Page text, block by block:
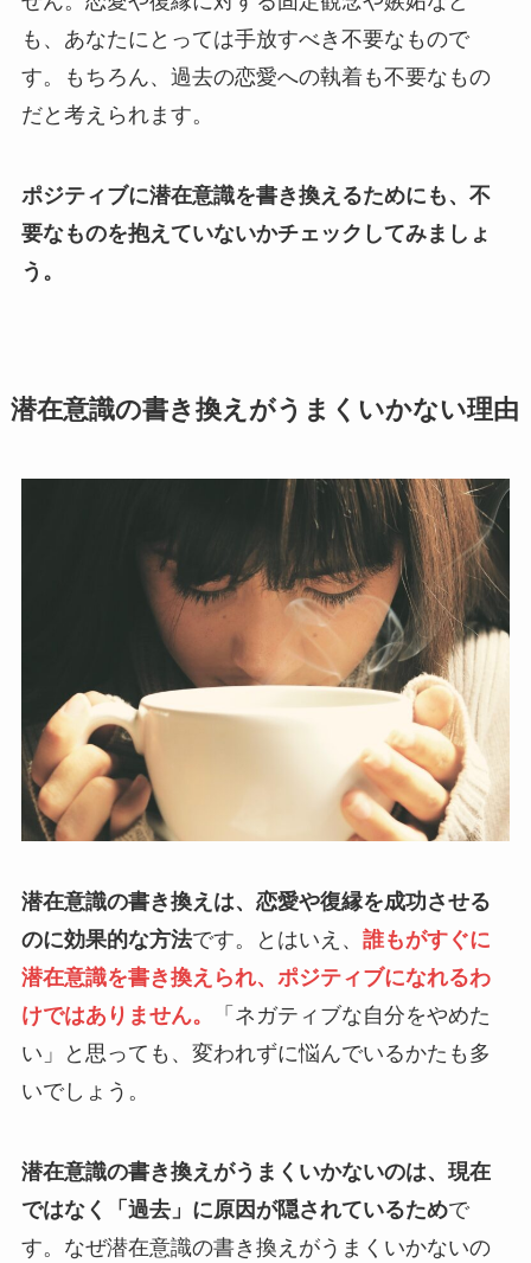
も、あなたにとっては手放すべき不要なもので
す。もちろん、過去の恋愛への執着も不要なもの
だと考えられます。
ポジティブに潜在意識を書き換えるためにも、不
要なものを抱えていないかチェックしてみましょ
う。
潜在意識の書き換えがうまくいかない理由
潜在意識の書き換えは、恋愛や復縁を成功させる
のに効果的な方法です。とはいえ、 誰もがすぐに
潜在意識を書き換えられ、ポジティブになれるわ
けではありません。
「ネガティブな自分をやめた
い」と思っても、変われずに悩んでいるかたも多
いでしょう。
潜在意識の書き換えがうまくいかないのは、現在
ではなく「過去」に原因が隠されているためで
す。なぜ潜在意識の書き換えがうまくいかないの